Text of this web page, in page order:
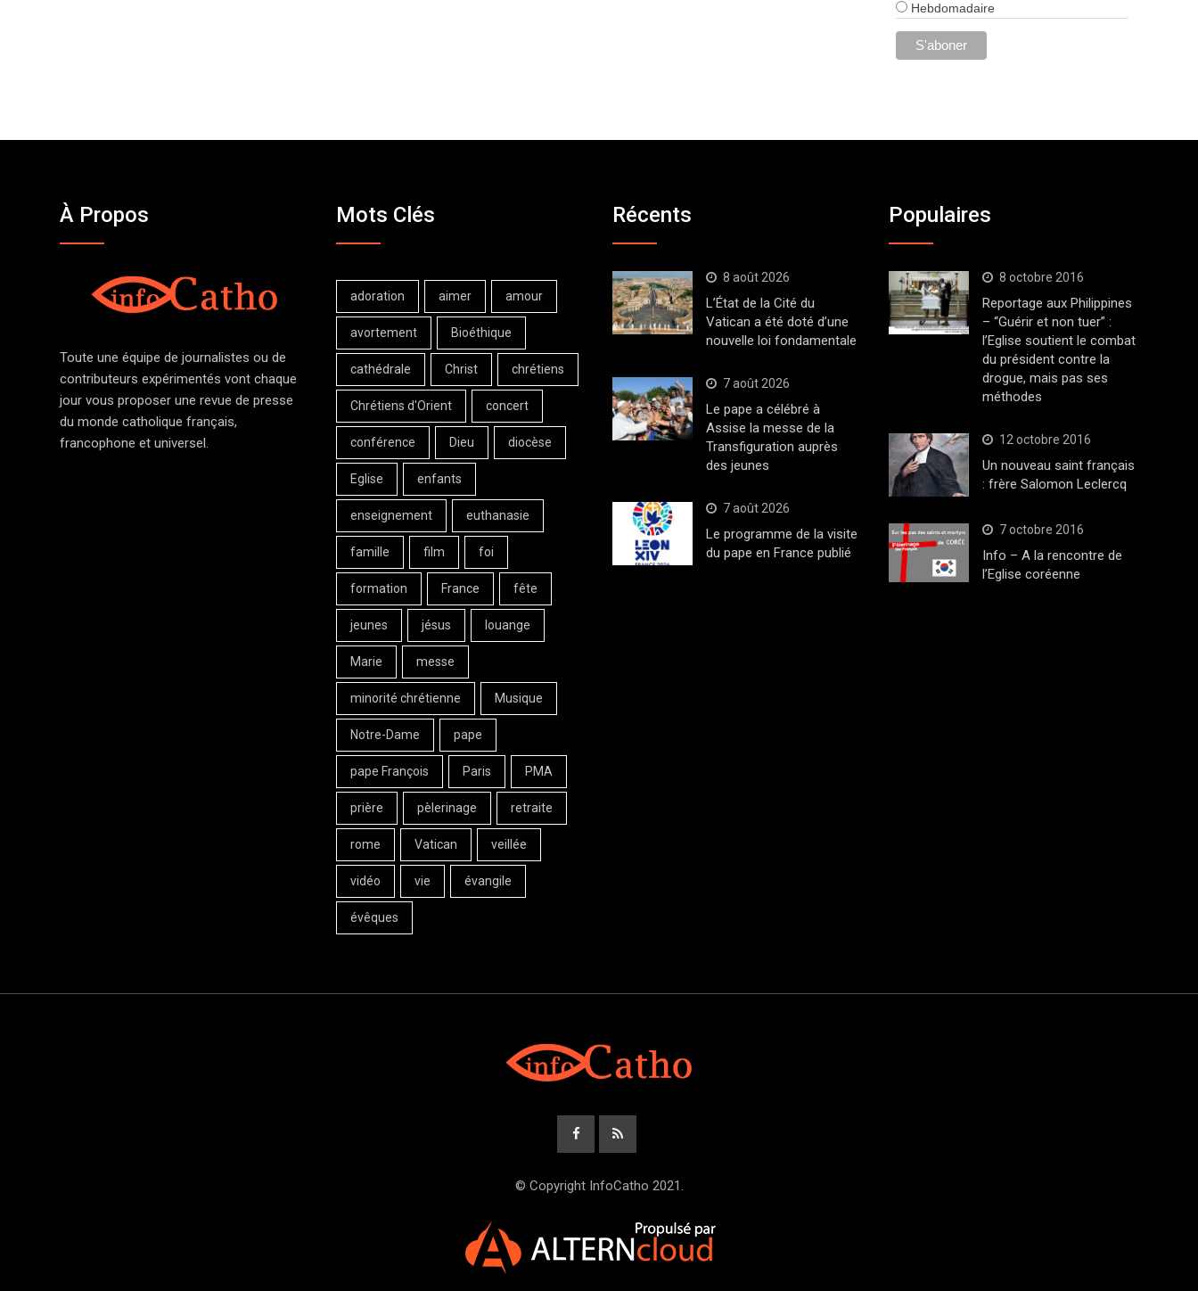
Hebdomadaire
À Propos
Toute une équipe de journalistes ou de
contributeurs expérimentés vont chaque
jour vous proposer une revue de presse
du monde catholique français,
francophone et universel.
Mots Clés
adoration aimer amour
avortement Bioéthique
cathédrale Christ chrétiens
Chrétiens d'Orient concert
conférence Dieu diocèse
Eglise enfants
enseignement euthanasie
famille film foi
formation France fête
jeunes jésus louange
Marie messe
minorité chrétienne Musique
Notre-Dame pape
pape François Paris PMA
prière pèlerinage retraite
rome Vatican veillée
vidéo vie évangile
évêques
Récents
8 août 2026
L’État de la Cité du
Vatican a été doté d’une
nouvelle loi fondamentale
7 août 2026
Le pape a célébré à
Assise la messe de la
Transfiguration auprès
des jeunes
7 août 2026
Le programme de la visite
du pape en France publié
Populaires
8 octobre 2016
Reportage aux Philippines
– “Guérir et non tuer” :
l’Eglise soutient le combat
du président contre la
drogue, mais pas ses
méthodes
12 octobre 2016
Un nouveau saint français
: frère Salomon Leclercq
7 octobre 2016
Info – A la rencontre de
l’Eglise coréenne
© Copyright InfoCatho 2021.